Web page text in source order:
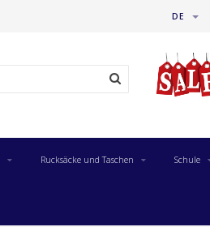
DE
Rucksäcke und Taschen Schule